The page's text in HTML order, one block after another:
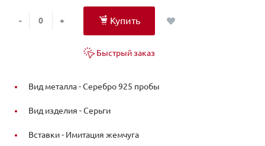
- + Купить
Быстрый заказ
Вид металла -Серебро 925 пробы
Вид изделия -Серьги
Вставки - Имитация жемчуга